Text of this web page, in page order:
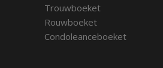
Trouwboeket
Rouwboeket
Condoleanceboeket